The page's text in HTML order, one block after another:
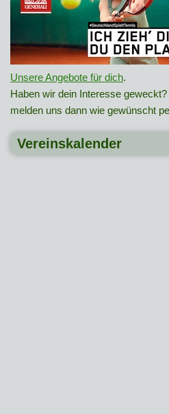
Unsere Angebote für dich.
Haben wir dein Interesse
melden uns dann wie gewünscht
Vereinskalender